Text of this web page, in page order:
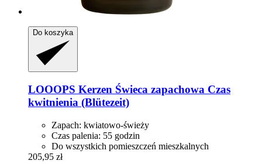
Do koszyka
LOOOPS Kerzen Świeca zapachowa Czas
kwitnienia (Blütezeit)
Zapach: kwiatowo-świeży
Czas palenia: 55 godzin
Do wszystkich pomieszczeń mieszkalnych
205,95 zł